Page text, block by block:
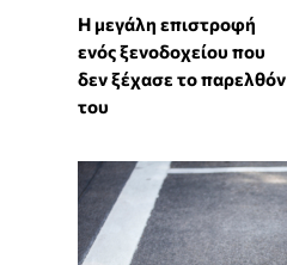
Η μεγάλη επιστροφή
ενός ξενοδοχείου που
δεν ξέχασε το παρελθόν
του